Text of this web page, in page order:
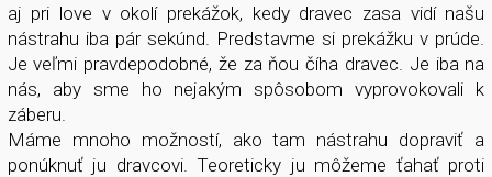
aj pri love v okolí prekážok, kedy dravec zasa vidí našu
nástrahu iba pár sekúnd. Predstavme si prekážku v prúde.
Je veľmi pravdepodobné, že za ňou číha dravec. Je iba na
nás, aby sme ho nejakým spôsobom vyprovokovali k
záberu.
Máme mnoho možností, ako tam nástrahu dopraviť a
ponúknuť ju dravcovi. Teoreticky ju môžeme ťahať proti